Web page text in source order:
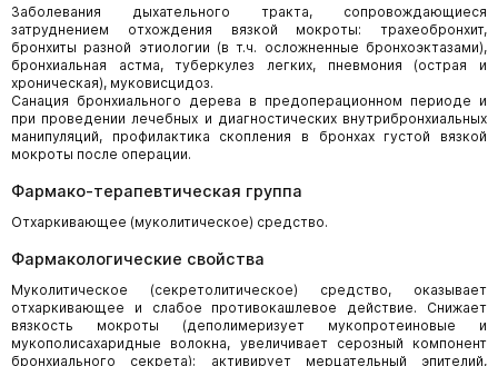
Заболевания дыхательного тракта, сопровождающиеся
затруднением отхождения вязкой мокроты: трахеобронхит,
бронхиты разной этиологии (в т.ч. осложненные бронхоэктазами),
бронхиальная астма, туберкулез легких, пневмония (острая и
хроническая), муковисцидоз.
Санация бронхиального дерева в предоперационном периоде и
при проведении лечебных и диагностических внутрибронхиальных
манипуляций, профилактика скопления в бронхах густой вязкой
мокроты после операции.
Фармако-терапевтическая группа
Отхаркивающее (муколитическое) средство.
Фармакологические свойства
Муколитическое (секретолитическое) средство, оказывает
отхаркивающее и слабое противокашлевое действие. Снижает
вязкость мокроты (деполимеризует мукопротеиновые и
мукополисахаридные волокна, увеличивает серозный компонент
бронхиального секрета); активирует мерцательный эпителий,